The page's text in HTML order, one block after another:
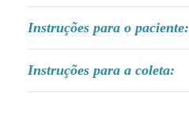
Instruções para o paciente:
Instruções para a coleta: